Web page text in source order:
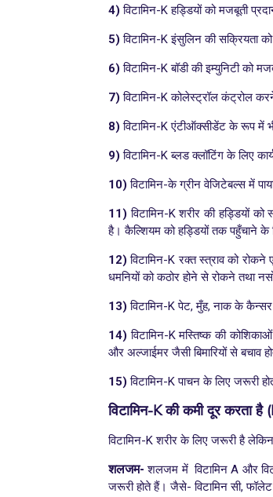
4)विटामिन-K हड्डियों को मजबूती
5)विटामिन-K इंसुलिन की सक्रियता
6)विटामिन-K बॉडी की इम्युनिटी को
7)विटामिन-K कोलेस्ट्रॉल कंट्रोल
8)विटामिन-K एंटीऑक्सीडेंट के रूप में
9)विटामिन-K ब्लड क्लॉटिंग के लिए
10)विटामिन-के ग्रीन वेजिटेबल्स में
11)विटामिन-K शरीर की हड्डियों
है। कैल्शियम को हड्डियों तक पहुँचाने के
12)विटामिन-K रक्त स्त्राव को रोकने
धमनियों को कठोर होने से रोकने तथा
13)विटामिन-K पेट, मुँह, नाक के कैन्सर
14)विटामिन-K मस्तिष्क की
और अल्जाईमर जैसी बिमारियों से बचाव
15)विटामिन-K पाचन के लिए जरूरी
विटामिन-K की कमी दूर करता है (
विटामिन-K शरीर के लिए जरूरी है
शलजम- शलजम में विटामिन A और
जरूरी होते हैं। जैसे- विटामिन सी,